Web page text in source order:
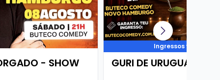
- SHOW
Ingressos voando
GURI DE URUGUAIANA